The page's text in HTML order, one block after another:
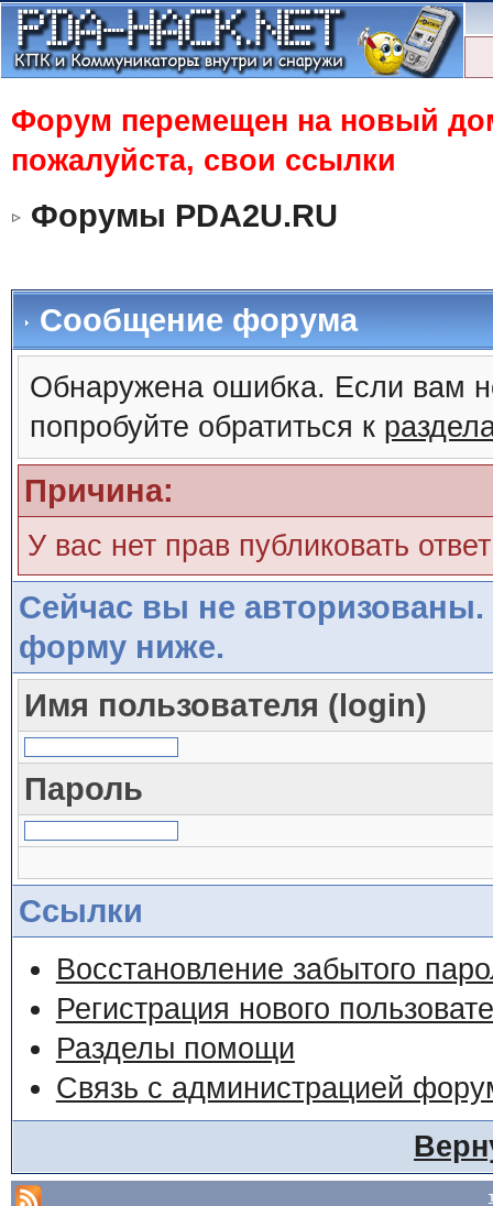
Форум перемещен на новый
пожалуйста, свои ссылки
Форумы PDA2U.RU
Сообщение форума
Обнаружена ошибка. Если вам
попробуйте обратиться к
Причина:
У вас нет прав публиковать
Сейчас вы не авторизованы.
форму ниже.
Имя пользователя (login)
Пароль
Ссылки
Восстановление забытого
Регистрация нового
Разделы помощи
Связь с администрацией